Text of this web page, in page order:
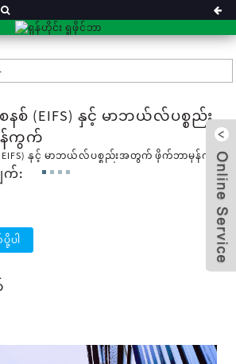
နစ် (EIFS) နှင့် မာဘယ်လ်ပစ္စည်း
ကွက်
က်:
ပါ